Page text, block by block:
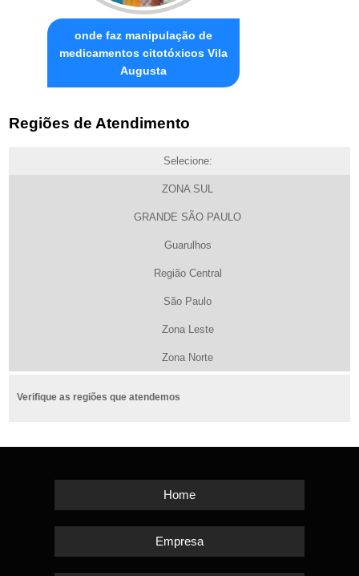
onde faz manipulação de
medicamentos citotóxicos Vila
Augusta
Regiões de Atendimento
Selecione:
ZONA SUL
GRANDE SÃO PAULO
Guarulhos
Região Central
São Paulo
Zona Leste
Zona Norte
Verifique as regiões que atendemos
Home
Empresa